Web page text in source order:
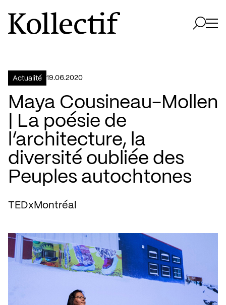
Aller à la page d'accueil
Logo Kollectif
Actualité 19.06.2020
Maya Cousineau-Mollen
| La poésie de
l’architecture, la
diversité oubliée des
Peuples autochtones
TEDxMontréal